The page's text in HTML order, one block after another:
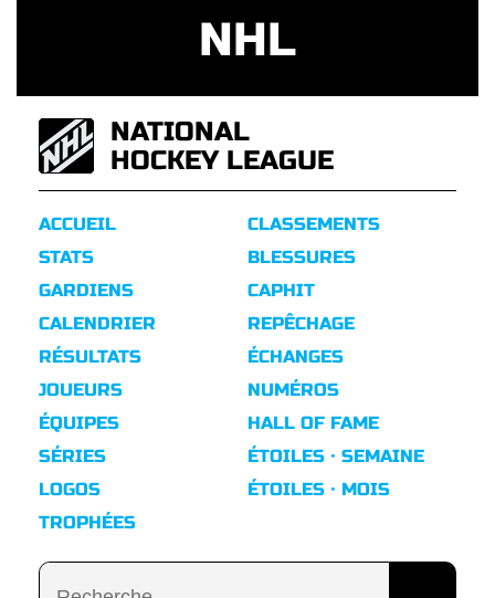
NHL
NATIONAL
HOCKEY LEAGUE
ACCUEIL
STATS
GARDIENS
CALENDRIER
RÉSULTATS
CLASSEMENTS
BLESSURES
CAPHIT
REPÊCHAGE
ÉCHANGES
JOUEURS
ÉQUIPES
SÉRIES
LOGOS
TROPHÉES
NUMÉROS
HALL OF FAME
ÉTOILES · SEMAINE
ÉTOILES · MOIS